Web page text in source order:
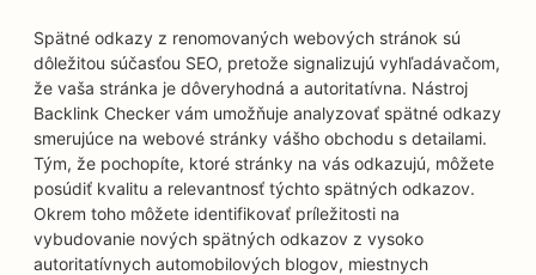
Spätné odkazy z renomovaných webových stránok sú
dôležitou súčasťou SEO, pretože signalizujú vyhľadávačom,
že vaša stránka je dôveryhodná a autoritatívna. Nástroj
Backlink Checker vám umožňuje analyzovať spätné odkazy
smerujúce na webové stránky vášho obchodu s detailami.
Tým, že pochopíte, ktoré stránky na vás odkazujú, môžete
posúdiť kvalitu a relevantnosť týchto spätných odkazov.
Okrem toho môžete identifikovať príležitosti na
vybudovanie nových spätných odkazov z vysoko
autoritatívnych automobilových blogov, miestnych